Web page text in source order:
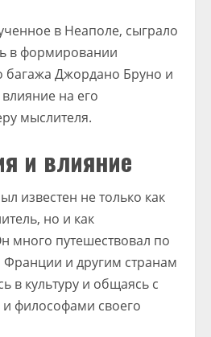
в Неаполе, сыграло
в формировании
багажа Джордано Бруно и
на его
мыслителя.
и влияние
известен не только как
но и как
много путешествовал по
и другим странам
в культуру и общаясь с
философами своего